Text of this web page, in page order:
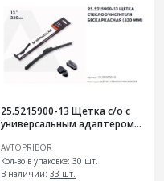
25.5215900-13 Щетка с/о с
универсальным адаптером
AVTOPRIBOR
Кол-во в упаковке: 30 шт.
В наличии: 33 шт.